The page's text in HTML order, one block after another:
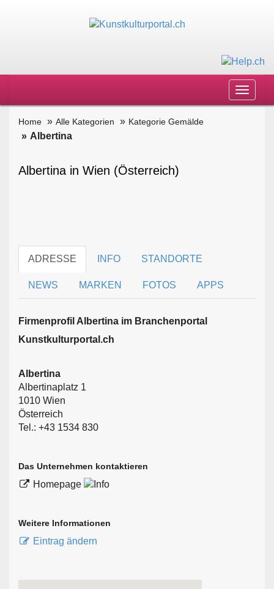
Toggle
Home Alle Kategorien Kategorie Gemälde
Albertina
Albertina in Wien (Österreich)
ADRESSE INFO STANDORTE
NEWS MARKEN FOTOS APPS
Firmen­profil Albertina im Branchen­portal
Kunstkulturportal.ch
Albertina
Albertinaplatz 1
1010 Wien
Österreich
Tel.: +43 1534 830
Das Unternehmen kontaktieren
Homepage
Weitere Informationen
Eintrag ändern